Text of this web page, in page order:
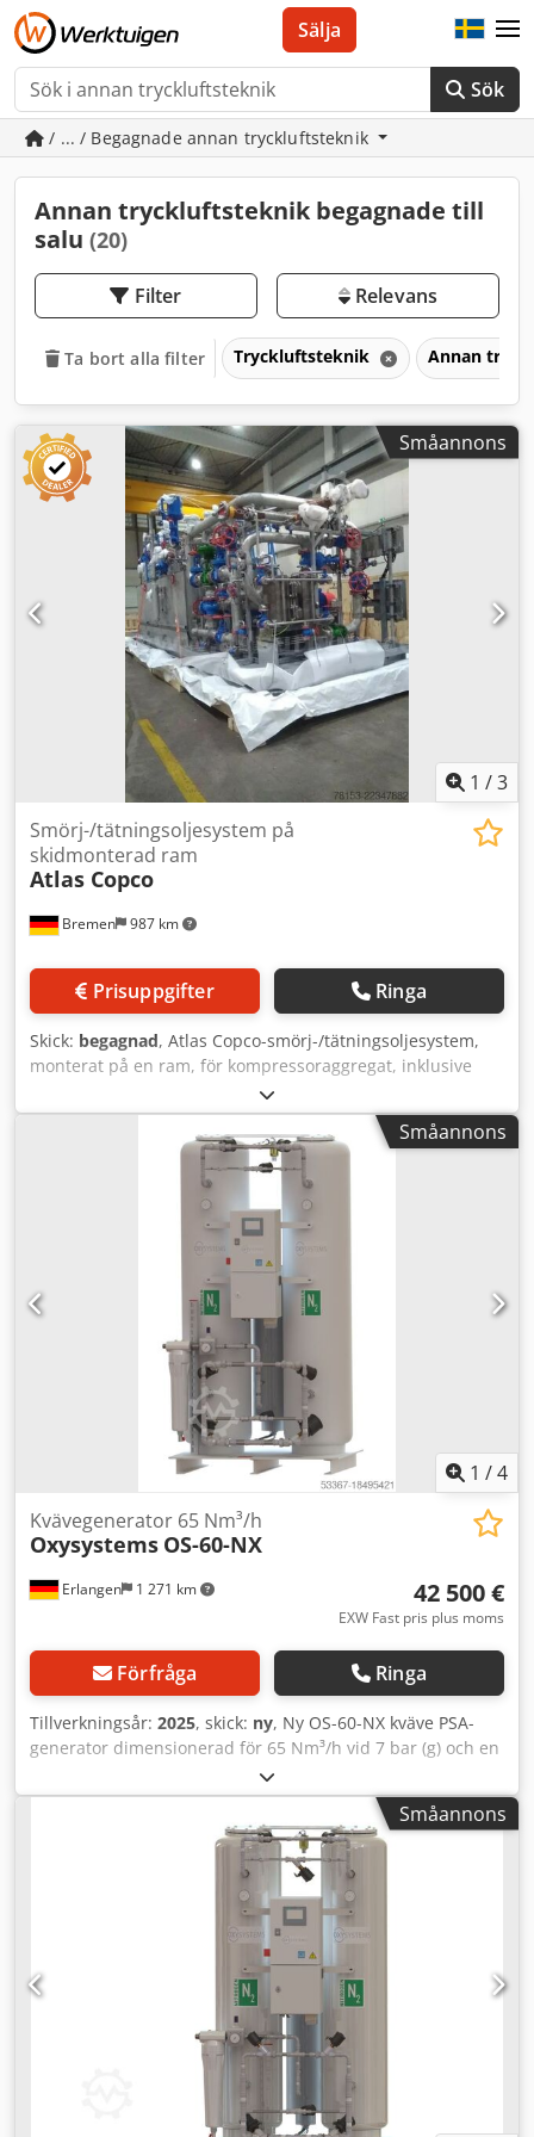
Sök
Sälja
/ ... / Begagnade annan tryckluftsteknik
Annan tryckluftsteknik begagnade till
salu (20)
Filter Relevans
Ta bort alla filter Tryckluftsteknik Annan
Småannons
1 /3
Bremen 987 km
Smörj-/tätningsoljesystem på
skidmonterad ram
Atlas Copco
Prisuppgifter Ringa
Skick: begagnad, Atlas Copco-smörj-/tätningsoljesystem,
monterat på en ram, för kompressoraggregat, inklusive
huvudtank med pumpar, filter, kylare och ventilblock.
Inkluderar även en uppsamlingstank och ett urval av
reservdelar och packningar, enligt listan som kan laddas
ner nedan. Obs: Försäljningen är villkorad av att köparen
inom 24 timmar efter ett villkorat köpekontrakt slutför en
tillfredsställande affärsgenomlysning av en affärspartner
(BPDDC) och ett intyg från slutanvändaren (EUS). Om
köparen inte är slutanvändaren ska detta även gälla för
varje slutanvändare. Dkedpfx Abjzmadmskjr Formulär för
BPDDC och EUS kan laddas ner från webbplatsen.
Småannons
1 /4
Erlangen 1 271 km
Kvävegenerator 65 Nm³/h
Oxysystems OS-60-NX
42 500 €
EXW Fast pris plus moms
Förfråga Ringa
Tillverkningsår: 2025, skick: ny, Ny OS-60-NX kväve PSA-
generator dimensionerad för 65 Nm³/h vid 7 bar (g) och en
renhet på 99,9 % (Andra konfigurationer tillgängliga på
begäran) Krav på tryckluft tillhandahållen av kund:
Volymflöde: 3,7 m³/min Tryck: 9 bar (g) Temperatur: +10°C
till +50°C Tryckluftskvalitet enligt ISO 8573: 1.4.1
Specifikation för producerad kvävgas: Mängd: 65,0 Nm³/h
Kvävtryck: 7 bar (g) Renhet: 99,9 % Utrustning:
Kvävegenerator OS-60-NX Djdevyq S Sopfx Abkokr
Trycklufts- och daggpunktsgivare Tryckluftsgivare Siemens
S7 Touch Control Panel Flödesmätare -Inlopps- och
utloppsfiltrering -Renhetsgivare och analys -Rörsystem i
rostfritt stål -Inlopps- och utloppsregulator -
Utloppsnålventil (flödesregulator) -Utgångstryckgivare -
Flerspråkig touchpanel -Drifttidsmätare Besök våra lokaler
i Erlangen. På över 450 m² utställningsyta hittar du ett stort
urval av begagnade och nya kompressorer.
Småannons